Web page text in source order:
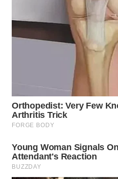
NIAS
SELATAN
WN
LESUNG